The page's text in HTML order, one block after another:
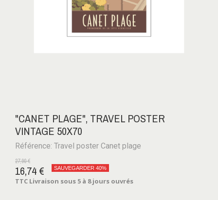
"CANET PLAGE", TRAVEL POSTER
VINTAGE 50X70
Référence: Travel poster Canet plage
27,90 €
16,74 € SAUVEGARDER 40%
TTC Livraison sous 5 à 8 jours ouvrés